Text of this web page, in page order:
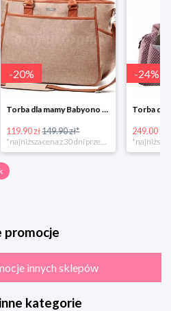
-20%
Torba dla mamy Babyono 1507/01 Comfort Chic w super cenie
119.90 zł149.90 zł*
-24%
249.00 zł
promocje
innych sklepów
kategorie